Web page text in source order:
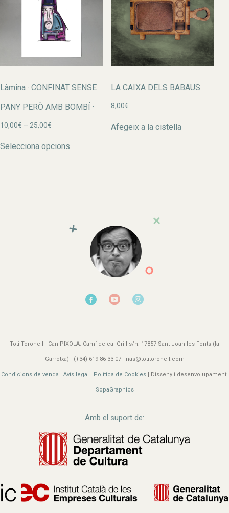
Làmina · CONFINAT SENSE
PANY PERÒ AMB BOMBÍ ·
10,00€ – 25,00€
preus:
10,00€
Selecciona opcions
triar
pàgina
LA CAIXA DELS BABAUS
8,00€
Afegeix a la cistella
Toti Toronell · Can PIXOLA. Camí de cal Grill s/n. 17857 Sant Joan les Fonts (la
Garrotxa) · (+34) 619 86 33 07 · nas@totitoronell.com
Condicions de venda | Avís legal | Política de Cookies | Disseny i desenvolupament:
SopaGraphics
Amb el suport de: